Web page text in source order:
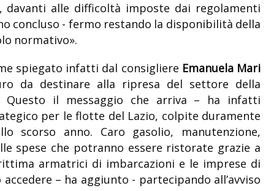
davanti alle difficoltà imposte dai regolamenti
concluso - fermo restando la disponibilità della
normativo».
spiegato infatti dal consigliere Emanuela Mari
da destinare alla ripresa del settore della
Questo il messaggio che arriva – ha infatti
per le flotte del Lazio, colpite duramente
scorso anno. Caro gasolio, manutenzione,
spese che potranno essere ristorate grazie a
armatrici di imbarcazioni e le imprese di
– ha aggiunto - partecipando all’avviso